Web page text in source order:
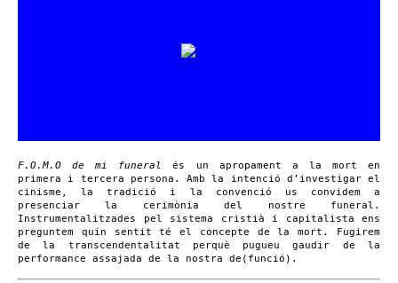
F.O.M.O de mi funeral
és un apropament a la mort en
primera i tercera persona. Amb la intenció d’investigar el
cinisme, la tradició i la convenció us convidem a
presenciar la cerimònia del nostre funeral.
Instrumentalitzades pel sistema cristià i capitalista ens
preguntem quin sentit té el concepte de la mort. Fugirem
de la transcendentalitat perquè pugueu gaudir de la
performance assajada de la nostra de(funció).